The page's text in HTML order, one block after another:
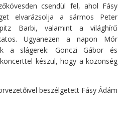
csendül fel, ahol Fásy
elvarázsolja a sármos Peter
Barbi, valamint a világhírű
Ugyanezen a napon Mór
a slágerek: Gönczi Gábor és
készül, hogy a közönség
beszélgetett Fásy Ádám